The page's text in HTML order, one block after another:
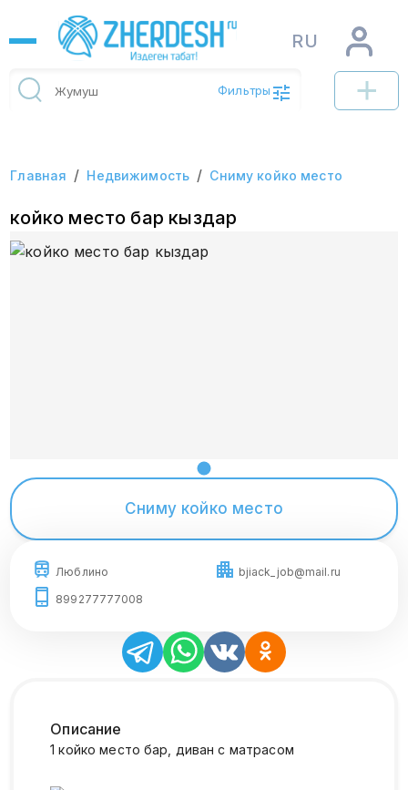
RU
Фильтры
Главная / Недвижимость / Сниму койко место
койко место бар кыздар
Сниму койко место
Люблино
bjiack_job@mail.ru
899277777008
Описание
1 койко место бар, диван с матрасом